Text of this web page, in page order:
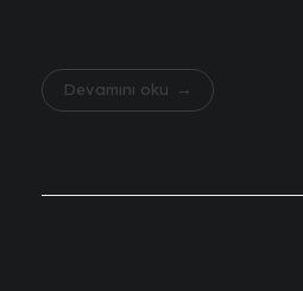
Devamını oku